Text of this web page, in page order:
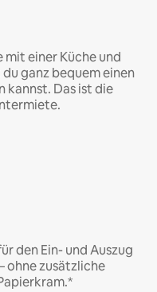
einer Küche und
ganz bequem einen
kannst. Das ist die
den Ein- und Auszug
ohne zusätzliche